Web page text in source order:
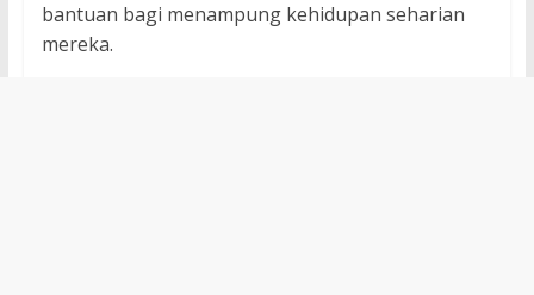
bantuan bagi menampung kehidupan seharian
mereka.